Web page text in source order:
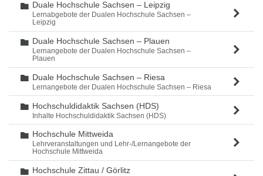
Ordner
Duale Hochschule Sachsen – Leipzig
Lernabgebote der Dualen Hochschule Sachsen –
Leipzig
Ordner
Duale Hochschule Sachsen – Plauen
Lernangebote der Dualen Hochschule Sachsen –
Plauen
Ordner
Duale Hochschule Sachsen – Riesa
Lernangebote der Dualen Hochschule Sachsen – Riesa
Ordner
Hochschuldidaktik Sachsen (HDS)
Inhalte Hochschuldidaktik Sachsen (HDS)
Ordner
Hochschule Mittweida
Lehrveranstaltungen und Lehr-/Lernangebote der
Hochschule Mittweida
Ordner
Hochschule Zittau / Görlitz